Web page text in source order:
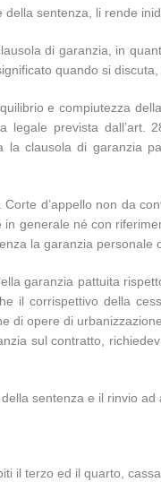
sentenza, li rende
di garanzia, in
quando si
e compiutezza
legale prevista
la clausola di garanzia
d’appello non da
generale né con
la garanzia personale
garanzia pattuita
il corrispettivo della
di opere di
sul contratto,
sentenza e il rinvio
il terzo ed il quarto,